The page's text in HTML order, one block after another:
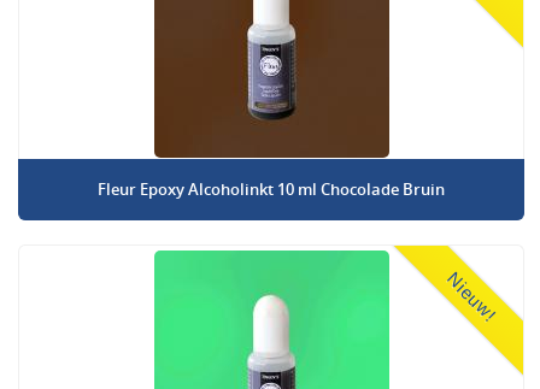
Fleur Epoxy Alcoholinkt 10 ml Chocolade Bruin
Nieuw!